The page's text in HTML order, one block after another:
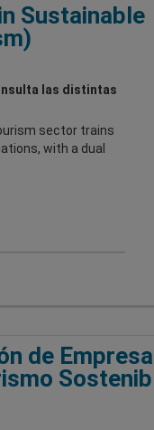
Sustainable
las distintas
sector trains
with a dual
de